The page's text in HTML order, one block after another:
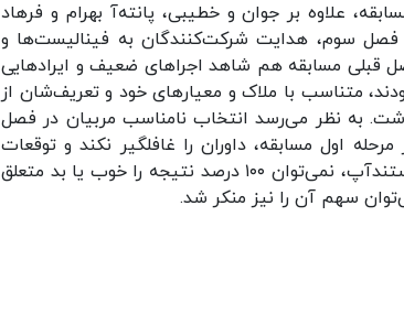
علاوه بر جوان و خطیبی، پانته‌آ بهرام و فرهاد
فصل سوم، هدایت شرکت‌کنندگان به فینالیست‌ها و
هرچند که در دو فصل قبلی مسابقه هم شاهد اجراهای ضعیف و ایرادهایی
متناسب با ملاک و معیارهای خود و تعریف‌شان از
به نظر می‌رسد انتخاب نامناسب مربیان در فصل
در مرحله اول مسابقه، داوران را غافلگیر نکند و توقعات
مخاطب نیز به اندازه کافی برآورده نشود. می‌دانیم که در اجرای یک استندآپ، نمی‌توان ۱۰۰ درصد نتیجه را خوب یا بد متعلق
سهم آن را نیز منکر شد.